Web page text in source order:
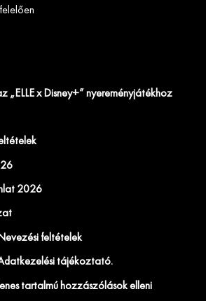
„ELLE x Disney+” nyereményjátékhoz
2026
feltételek
Adatkezelési tájékoztató.
tartalmú hozzászólások elleni